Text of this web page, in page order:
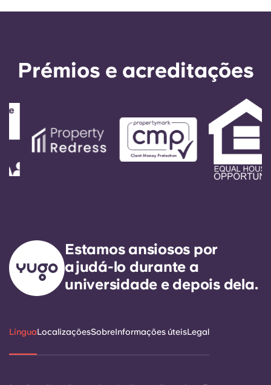
Prémios e acreditações
Estamos ansiosos por
ajudá-lo durante a
universidade e depois dela.
LínguaLocalizaçõesSobreInformações úteisLegal